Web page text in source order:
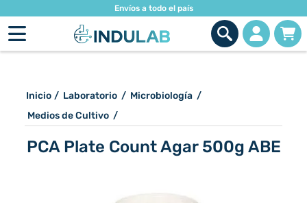
Envíos a todo el país
Inicio / Laboratorio / Microbiología /
Medios de Cultivo /
PCA Plate Count Agar 500g ABE